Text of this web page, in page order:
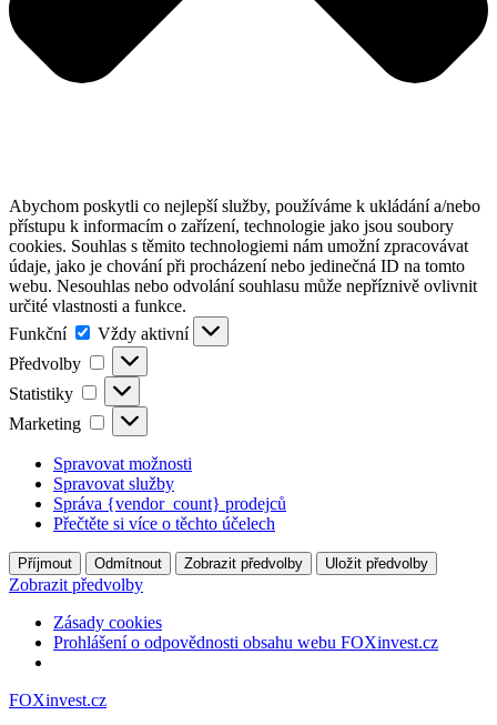
Abychom poskytli co nejlepší služby, používáme k ukládání a/nebo
přístupu k informacím o zařízení, technologie jako jsou soubory
cookies. Souhlas s těmito technologiemi nám umožní zpracovávat
údaje, jako je chování při procházení nebo jedinečná ID na tomto
webu. Nesouhlas nebo odvolání souhlasu může nepříznivě ovlivnit
určité vlastnosti a funkce.
Funkční
Funkční
Vždy aktivní
Předvolby
Předvolby
Statistiky Statistiky
Marketing Marketing
Spravovat možnosti
Spravovat služby
Správa {vendor_count} prodejců
Přečtěte si více o těchto účelech
Příjmout Odmítnout Zobrazit předvolby Uložit předvolby
Zobrazit předvolby
Zásady cookies
Prohlášení o odpovědnosti obsahu webu FOXinvest.cz
FOXinvest.cz